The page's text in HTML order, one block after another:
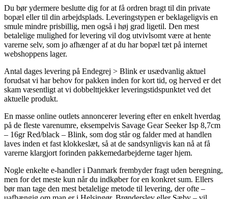
Du bør ydermere beslutte dig for at få ordren bragt til din private
bopæl eller til din arbejdsplads. Leveringstypen er beklageligvis en
smule mindre prisbillig, men også i høj grad ligetil. Den mest
betalelige mulighed for levering vil dog utvivlsomt være at hente
varerne selv, som jo afhænger af at du har bopæl tæt på internet
webshoppens lager.
Antal dages levering på Endegrej > Blink er usædvanlig aktuel
forudsat vi har behov for pakken inden for kort tid, og herved er det
skam væsentligt at vi dobbelttjekker leveringstidspunktet ved det
aktuelle produkt.
En masse online outlets annoncerer levering efter en enkelt hverdag
på de fleste varenumre, eksempelvis Savage Gear Seeker Isp 8,7cm
– 16gr Red/black – Blink, som dog står og falder med at handlen
laves inden et fast klokkeslæt, så at de sandsynligvis kan nå at få
varerne klargjort forinden pakkemedarbejderne tager hjem.
Nogle enkelte e-handler i Danmark frembyder fragt uden beregning,
men for det meste kun når du indkøber for en konkret sum. Ellers
bør man tage den mest betalelige metode til levering, der ofte –